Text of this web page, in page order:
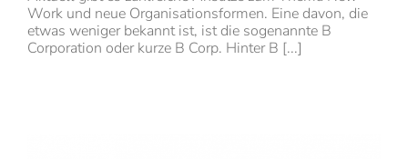
Work und neue Organisationsformen. Eine davon, die
etwas weniger bekannt ist, ist die sogenannte B
Corporation oder kurze B Corp. Hinter B [...]